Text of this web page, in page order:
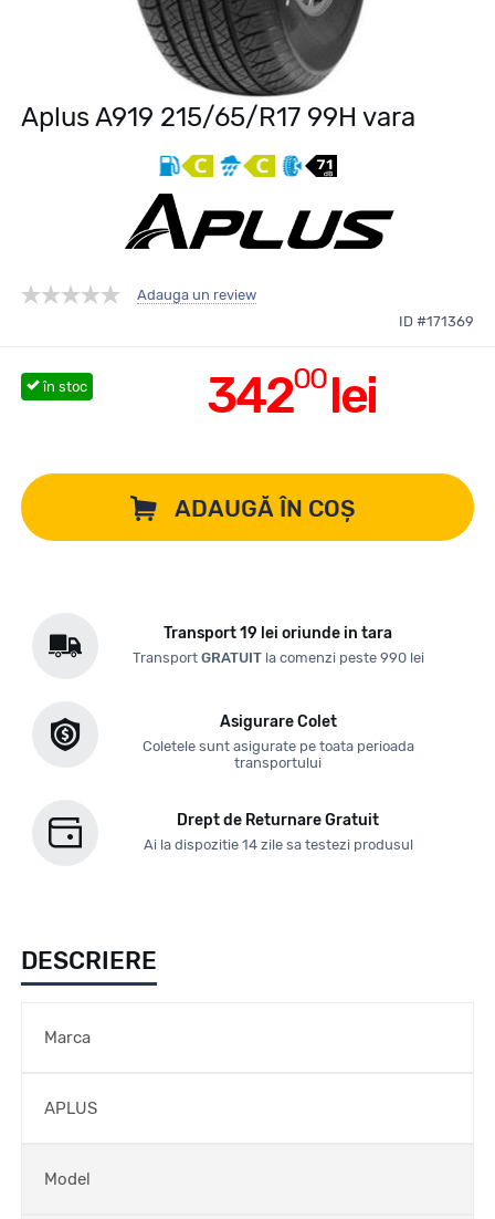
Aplus A919 215/65/R17 99H vara
Adauga un review
ID #171369
34200lei
în stoc
ADAUGĂ ÎN COȘ
Transport 19 lei oriunde in tara
Transport GRATUITla comenzi peste 990 lei
Asigurare Colet
Coletele sunt asigurate pe toata perioada
transportului
Drept de Returnare Gratuit
Ai la dispozitie 14 zile sa testezi produsul
DESCRIERE
Marca
APLUS
Model